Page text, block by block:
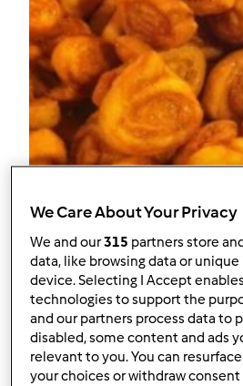
Limarancini di
damabel
--
We Care About Your Privacy
We and our315 partners store
data, like browsing data or
device. Selecting I Accept
technologies to support the
and our partners process data to
disabled, some content and ads
relevant to you. You can
your choices or withdraw